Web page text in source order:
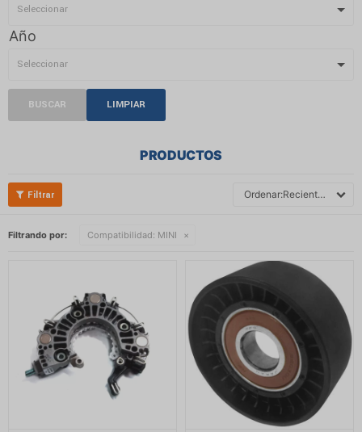
Año
BUSCAR LIMPIAR
PRODUCTOS
Recientes
Filtrando por: Compatibilidad: MINI